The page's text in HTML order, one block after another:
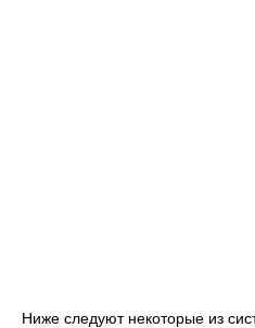
Ниже следуют некоторые из